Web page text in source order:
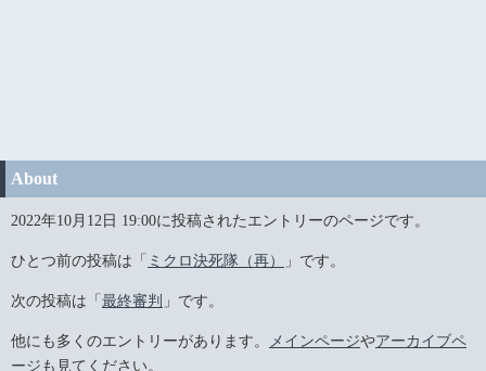
About
2022年10月12日 19:00に投稿されたエントリーのページです。
ひとつ前の投稿は「 ミクロ決死隊（再） 」です。
次の投稿は「 最終審判 」です。
他にも多くのエントリーがあります。 メインページやアーカイブペ
ージ も見てください。